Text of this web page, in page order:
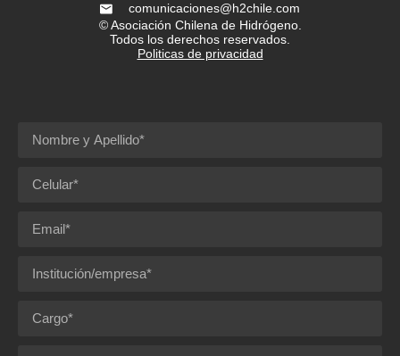
comunicaciones@h2chile.com
© Asociación Chilena de Hidrógeno.
Todos los derechos reservados.
Politicas de privacidad